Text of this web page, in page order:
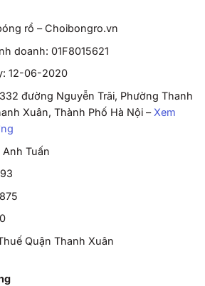
rổ – Choibongro.vn
doanh: 01F8015621
12-06-2020
đường Nguyễn Trãi, Phường Thanh
Xuân, Thành Phố Hà Nội – Xem
Tuấn
Quận Thanh Xuân